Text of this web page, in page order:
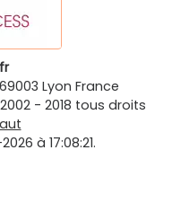
Lyon France
2002 - 2018 tous droits
à 17:08:21.